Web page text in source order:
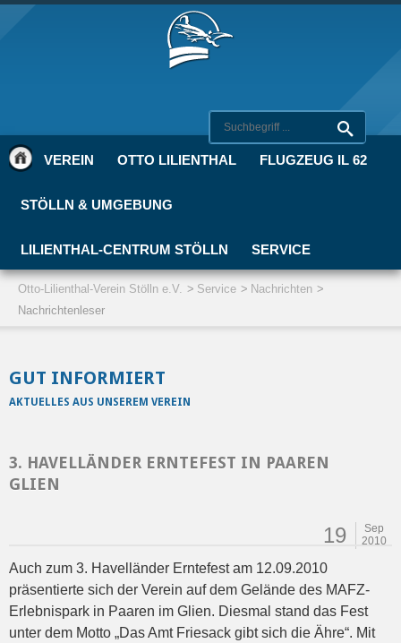
VEREIN OTTO LILIENTHAL FLUGZEUG IL 62
STÖLLN & UMGEBUNG
LILIENTHAL-CENTRUM STÖLLN SERVICE
Otto-Lilienthal-Verein Stölln e.V. Service
Nachrichten
Nachrichtenleser
GUT INFORMIERT
AKTUELLES AUS UNSEREM VEREIN
3. HAVELLÄNDER ERNTEFEST IN PAAREN
GLIEN
19
Sep
2010
Auch zum 3. Havelländer Erntefest am 12.09.2010
präsentierte sich der Verein auf dem Gelände des MAFZ-
Erlebnispark in Paaren im Glien. Diesmal stand das Fest
unter dem Motto „Das Amt Friesack gibt sich die Ähre“. Mit